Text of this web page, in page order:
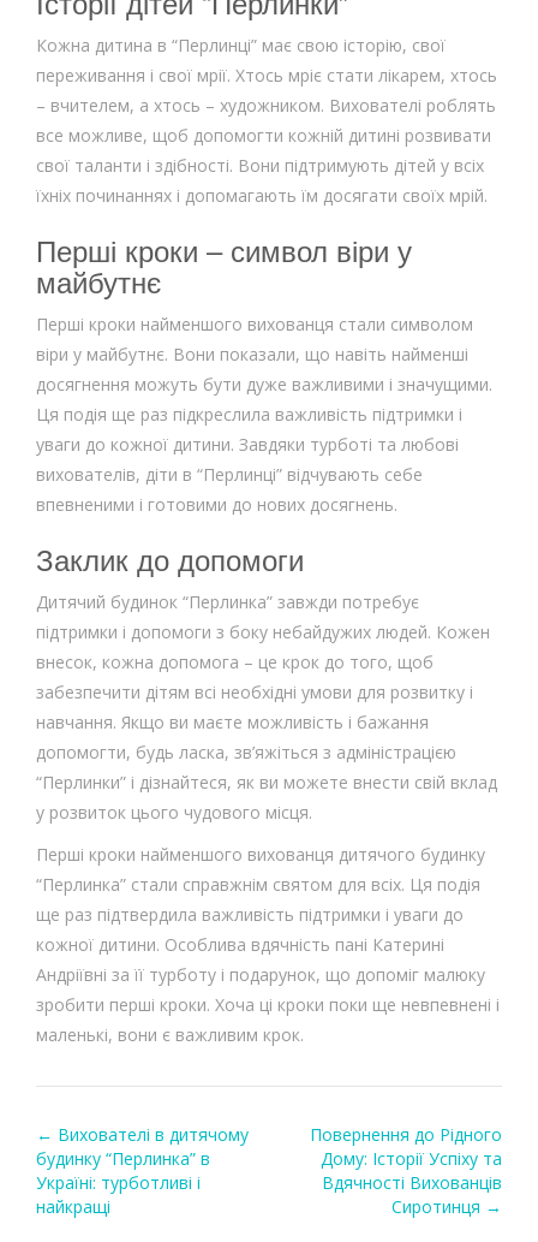
Кожна дитина в “Перлинці” має свою історію, свої
переживання і свої мрії. Хтось мріє стати лікарем, хтось
– вчителем, а хтось – художником. Вихователі роблять
все можливе, щоб допомогти кожній дитині розвивати
свої таланти і здібності. Вони підтримують дітей у всіх
їхніх починаннях і допомагають їм досягати своїх мрій.
Перші кроки – символ віри у
майбутнє
Перші кроки найменшого вихованця стали символом
віри у майбутнє. Вони показали, що навіть найменші
досягнення можуть бути дуже важливими і значущими.
Ця подія ще раз підкреслила важливість підтримки і
уваги до кожної дитини. Завдяки турботі та любові
вихователів, діти в “Перлинці” відчувають себе
впевненими і готовими до нових досягнень.
Заклик до допомоги
Дитячий будинок “Перлинка” завжди потребує
підтримки і допомоги з боку небайдужих людей. Кожен
внесок, кожна допомога – це крок до того, щоб
забезпечити дітям всі необхідні умови для розвитку і
навчання. Якщо ви маєте можливість і бажання
допомогти, будь ласка, зв’яжіться з адміністрацією
“Перлинки” і дізнайтеся, як ви можете внести свій вклад
у розвиток цього чудового місця.
Перші кроки найменшого вихованця дитячого будинку
“Перлинка” стали справжнім святом для всіх. Ця подія
ще раз підтвердила важливість підтримки і уваги до
кожної дитини. Особлива вдячність пані Катерині
Андріївні за її турботу і подарунок, що допоміг малюку
зробити перші кроки. Хоча ці кроки поки ще невпевнені і
маленькі, вони є важливим крок.
Post navigation
← Вихователі в дитячому
будинку “Перлинка” в
Україні: турботливі і
найкращі
Повернення до Рідного
Дому: Історії Успіху та
Вдячності Вихованців
Сиротинця →